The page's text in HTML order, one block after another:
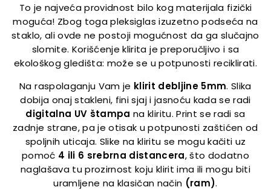
To je najveća providnost bilo kog materijala fizički
moguća! Zbog toga pleksiglas izuzetno podseća na
staklo, ali ovde ne postoji mogućnost da ga slučajno
slomite. Korišćenje klirita je preporučljivo i sa
ekološkog gledišta: može se u potpunosti reciklirati.
Na raspolaganju Vam je klirit debljine 5mm. Slika
dobija onaj stakleni, fini sjaj i jasnoću kada se radi
digitalna UV štampa na kliritu. Print se radi sa
zadnje strane, pa je otisak u potpunosti zaštićen od
spoljnih uticaja. Slike na kliritu se mogu kačiti uz
pomoć 4 ili 6 srebrna distancera, što dodatno
naglašava tu prozirnost koju klirit ima ili mogu biti
uramljene na klasičan način (ram).